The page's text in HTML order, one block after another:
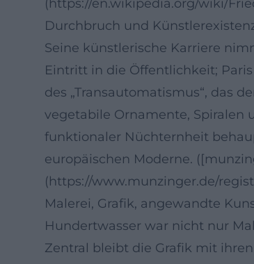
(https://en.wikipedia.org/wiki/
Durchbruch und
Seine künstlerische Karriere
Eintritt in die Öffentlichkeit;
des „Transautomatismus“, das
vegetabile Ornamente, Spiralen
funktionaler Nüchternheit
europäischen Moderne.
(https://www.munzinger.de/
Malerei, Grafik, angewandte
Hundertwasser war nicht nur
Zentral bleibt die Grafik mit